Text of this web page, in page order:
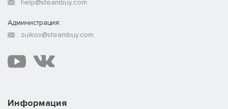
Информация
help@steambuy.com
Администрация:
zuikov@steambuy.com